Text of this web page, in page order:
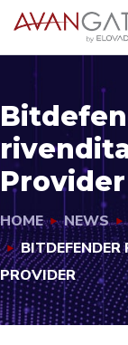
Provider
HOME NEWS
BITDEFENDER
PROVIDER